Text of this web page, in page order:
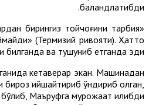
баландлатибди.
бирингиз тойчоғини тарбия
(Термизий ривояти). Ҳатто
ва тушуниб етганда эди…».
кетаверар экан. Машинадан
қийшайтириб қўндириб олган,
Маъруфга мурожаат қилибди: